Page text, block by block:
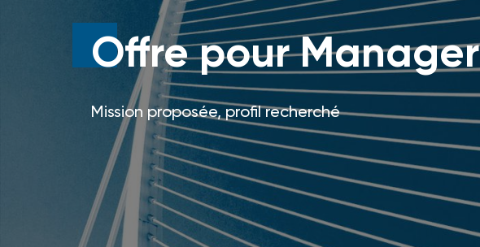
Offre pour Manager
Mission proposée, profil recherché